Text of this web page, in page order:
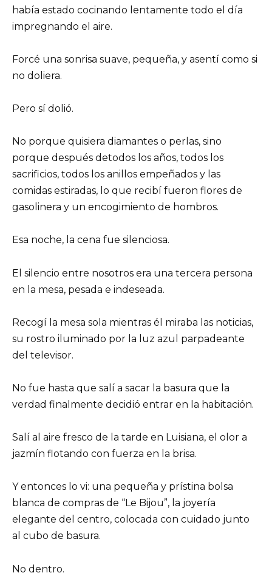
había estado cocinando lentamente todo el día
impregnando el aire.
Forcé una sonrisa suave, pequeña, y asentí como si
no doliera.
Pero sí dolió.
No porque quisiera diamantes o perlas, sino
porque después detodos los años, todos los
sacrificios, todos los anillos empeñados y las
comidas estiradas, lo que recibí fueron flores de
gasolinera y un encogimiento de hombros.
Esa noche, la cena fue silenciosa.
El silencio entre nosotros era una tercera persona
en la mesa, pesada e indeseada.
Recogí la mesa sola mientras él miraba las noticias,
su rostro iluminado por la luz azul parpadeante
del televisor.
No fue hasta que salí a sacar la basura que la
verdad finalmente decidió entrar en la habitación.
Salí al aire fresco de la tarde en Luisiana, el olor a
jazmín flotando con fuerza en la brisa.
Y entonces lo vi: una pequeña y prístina bolsa
blanca de compras de “Le Bijou”, la joyería
elegante del centro, colocada con cuidado junto
al cubo de basura.
No dentro.